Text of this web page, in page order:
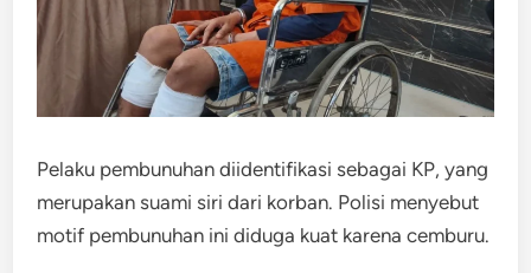
Pelaku pembunuhan diidentifikasi sebagai KP, yang
merupakan suami siri dari korban. Polisi menyebut
motif pembunuhan ini diduga kuat karena cemburu.